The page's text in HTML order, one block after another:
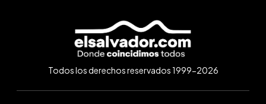
Todos los derechos reservados 1999-2026